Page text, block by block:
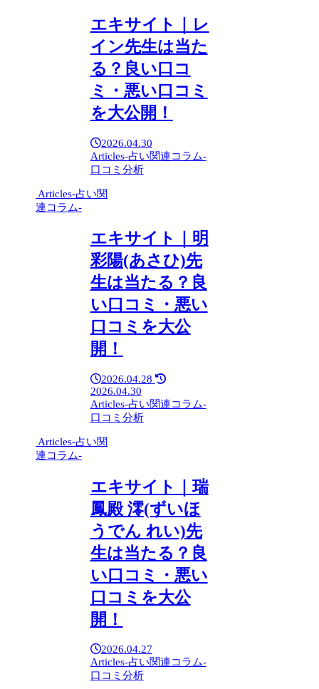
エキサイト｜レ
イン先生は当た
る？良い口コ
ミ・悪い口コミ
を大公開！
2026.04.30
Articles-占い関連コラム-
口コミ分析
Articles-占い関
連コラム-
エキサイト｜明
彩陽(あさひ)先
生は当たる？良
い口コミ・悪い
口コミを大公
開！
2026.04.28
2026.04.30
Articles-占い関連コラム-
口コミ分析
Articles-占い関
連コラム-
エキサイト｜瑞
鳳殿 澪(ずいほ
うでん れい)先
生は当たる？良
い口コミ・悪い
口コミを大公
開！
2026.04.27
Articles-占い関連コラム-
口コミ分析